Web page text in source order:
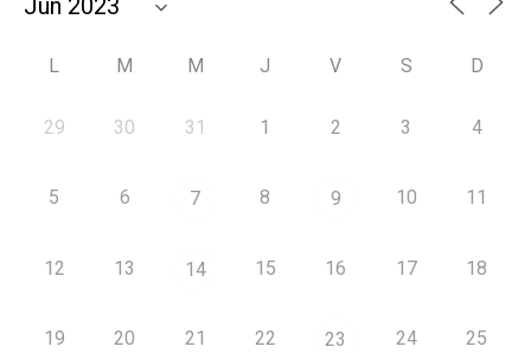
L M M J V S D
29 30 31 1 2 3 4
5 6 7 8 9 10 11
12 13 14 15 16 17 18
19 20 21 22 23 24 25